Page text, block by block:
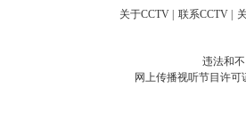
关于CCTV 联系CCTV
违法和
网上传播视听节目许可